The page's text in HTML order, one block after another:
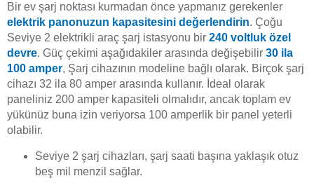
Bir ev şarj noktası kurmadan önce yapmanız gerekenler
elektrik panonuzun kapasitesini değerlendirin. Çoğu
Seviye 2 elektrikli araç şarj istasyonu bir 240 voltluk özel
devre. Güç çekimi aşağıdakiler arasında değişebilir 30 ila
100 amper, Şarj cihazının modeline bağlı olarak. Birçok şarj
cihazı 32 ila 80 amper arasında kullanır. İdeal olarak
paneliniz 200 amper kapasiteli olmalıdır, ancak toplam ev
yükünüz buna izin veriyorsa 100 amperlik bir panel yeterli
olabilir.
Seviye 2 şarj cihazları, şarj saati başına yaklaşık otuz
beş mil menzil sağlar.